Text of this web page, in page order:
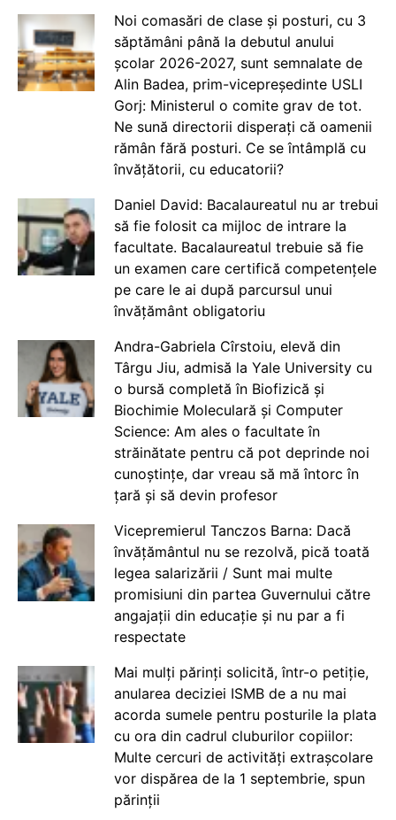
Noi comasări de clase și posturi, cu 3
săptămâni până la debutul anului
școlar 2026-2027, sunt semnalate de
Alin Badea, prim-vicepreședinte USLI
Gorj: Ministerul o comite grav de tot.
Ne sună directorii disperați că oamenii
rămân fără posturi. Ce se întâmplă cu
învățătorii, cu educatorii?
Daniel David: Bacalaureatul nu ar trebui
să fie folosit ca mijloc de intrare la
facultate. Bacalaureatul trebuie să fie
un examen care certifică competențele
pe care le ai după parcursul unui
învățământ obligatoriu
Andra-Gabriela Cîrstoiu, elevă din
Târgu Jiu, admisă la Yale University cu
o bursă completă în Biofizică și
Biochimie Moleculară și Computer
Science: Am ales o facultate în
străinătate pentru că pot deprinde noi
cunoștințe, dar vreau să mă întorc în
țară și să devin profesor
Vicepremierul Tanczos Barna: Dacă
învățământul nu se rezolvă, pică toată
legea salarizării / Sunt mai multe
promisiuni din partea Guvernului către
angajații din educație și nu par a fi
respectate
Mai mulți părinți solicită, într-o petiție,
anularea deciziei ISMB de a nu mai
acorda sumele pentru posturile la plata
cu ora din cadrul cluburilor copiilor:
Multe cercuri de activități extrașcolare
vor dispărea de la 1 septembrie, spun
părinții